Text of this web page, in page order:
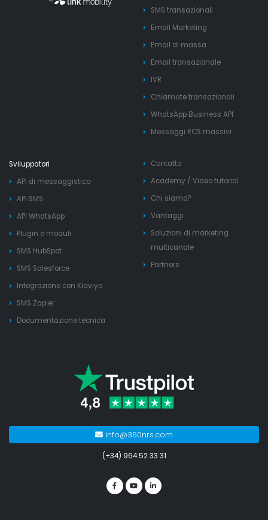
SMS transazionali
Email Marketing
Email di massa
Email transazionale
IVR
Chiamate transazionali
WhatsApp Business API
Messaggi RCS massivi
Sviluppatori
API di messaggistica
API SMS
API WhatsApp
Plugin e moduli
SMS HubSpot
SMS Salesforce
Integrazione con Klaviyo
SMS Zapier
Documentazione tecnica
Contatto
Academy / Video tutorial
Chi siamo?
Vantaggi
Soluzioni di marketing
multicanale
Partners
info@360nrs.com
(+34) 964 52 33 31